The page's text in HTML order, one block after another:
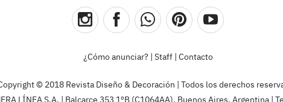
¿Cómo anunciar? Staff| Contacto
© 2018 Revista Diseño & Decoración | Todos los derechos